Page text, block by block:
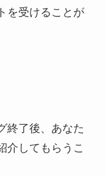
を受けることが
終了後、あなた
介してもらうこ